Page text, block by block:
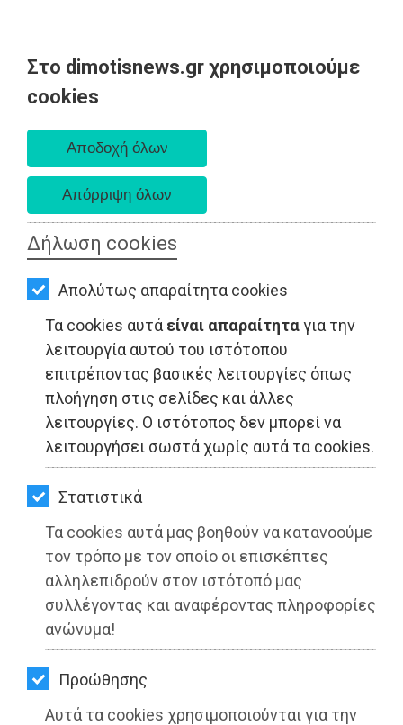
Στο dimotisnews.gr χρησιμοποιούμε
cookies
Δήλωση cookies
Απολύτως απαραίτητα cookies
Τα cookies αυτά είναι απαραίτηταγια την
λειτουργία αυτού του ιστότοπου
επιτρέποντας βασικές λειτουργίες όπως
πλοήγηση στις σελίδες και άλλες
λειτουργίες. Ο ιστότοπος δεν μπορεί να
λειτουργήσει σωστά χωρίς αυτά τα cookies.
Στατιστικά
Τα cookies αυτά μας βοηθούν να κατανοούμε
τον τρόπο με τον οποίο οι επισκέπτες
αλληλεπιδρούν στον ιστότοπό μας
συλλέγοντας και αναφέροντας πληροφορίες
ανώνυμα!
Προώθησης
Αυτά τα cookies χρησιμοποιούνται για την
AΡΧΙΚΗ
ΕΙΔΗΣΕΙΣ
ΠΟΛΙΤΙΚΗ
ΤΟΠΙΚΗ
ΑΥΤΟΔΙΟΙΚΗΣΗ
ΟΙΚΟΝΟΜΙΑ
ΑΘΛΗΤΙΣΜΟΣ
ΠΟΛΙΤΙΣΜΟΣ
ΣΠΙΤΙ-
ΚΗΠΟΣ
ΥΓΕΙΑ
LIFESTYLE
ΤΑΞΙΔΙΑ
ΕΞΟΔΟΣ
ΠΕΡΙΒΑΛΛΟΝ
ΚΑΤΟΙΚΙΔΙΟ
ΑΓΓΕΛΙΕΣ
LIFESTYLE - Ελλάδα
Τα βραβεία του 1ου Πανελλήνιου
Διαγωνισμού Πρωτότυπων
Μονολόγων επί Σκηνής
Διαβάστηκε 3427 φορές